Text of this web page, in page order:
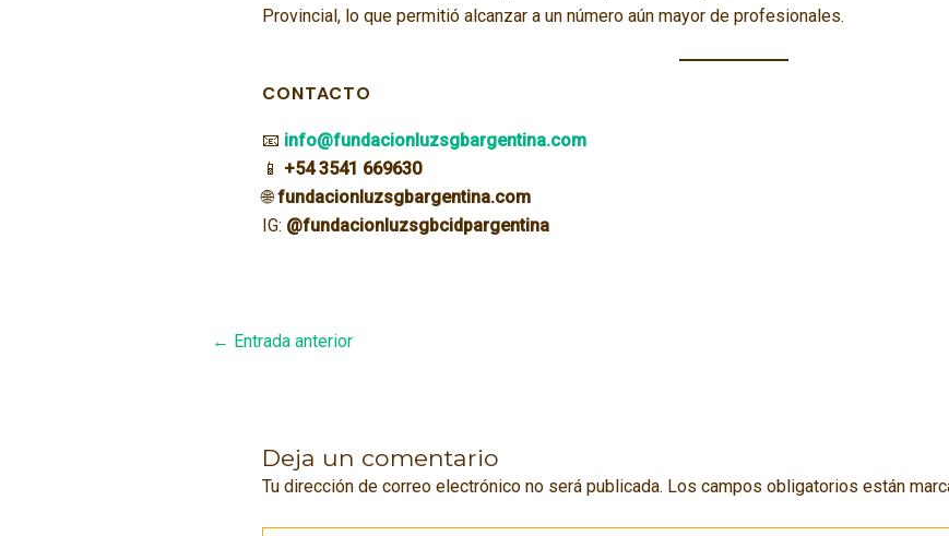
Provincial, lo que permitió alcanzar a un número aún mayor de profesionales.
CONTACTO
📧 info@fundacionluzsgbargentina.com
📱 +54 3541 669630
🌐fundacionluzsgbargentina.com
IG: @fundacionluzsgbcidpargentina
Navegación
← Entrada anterior
Deja un comentario
Tu dirección de correo electrónico no será publicada. Los campos obligatorios están